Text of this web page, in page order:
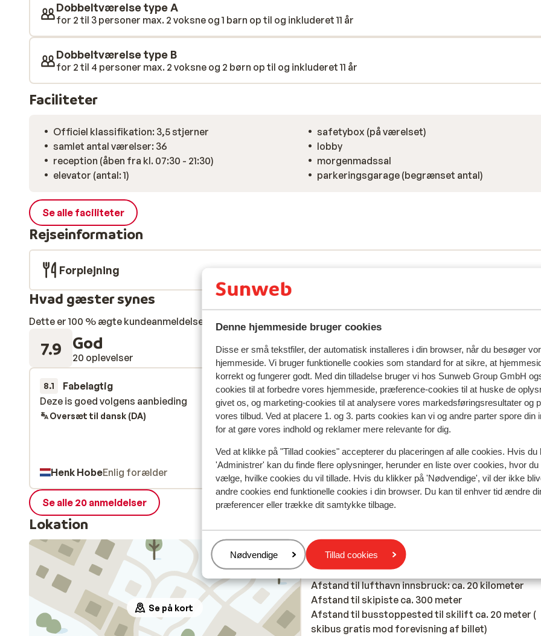
Denne hjemmeside bruger cookies
Disse er små tekstfiler, der automatisk installeres i din browser, når du besøger
hjemmeside. Vi bruger funktionelle cookies som standard for at sikre, at
korrekt og fungerer godt. Med din tilladelse bruger vi hos Sunweb Group GmbH
cookies til at forbedre vores hjemmeside, præference-cookies til at huske de
givet os, og marketing-cookies til at analysere vores markedsføringsresultater og
vores tilbud. Ved at placere 1. og 3. parts cookies kan vi og andre parter spore din
for at gøre vores indhold og reklamer mere relevante for dig.
Ved at klikke på "Tillad cookies" accepterer du placeringen af alle cookies. Hvis du
'Administrer' kan du finde flere oplysninger, herunder en liste over cookies, hvor
vælge, hvilke cookies du vil tillade. Hvis du klikker på 'Nødvendige', vil der ikke
andre cookies end funktionelle cookies i din browser. Du kan til enhver tid ændre
præferencer eller trække dit samtykke tilbage.
Administrer
Nødvendige Tillad cookies
Dobbeltværelse type A
for 2 til 3 personer max. 2 voksne og 1 barn op til og inkluderet 11 år
Dobbeltværelse type B
for 2 til 4 personer max. 2 voksne og 2 børn op til og inkluderet 11 år
Faciliteter
Officiel klassifikation: 3,5 stjerner
samlet antal værelser: 36
reception (åben fra kl. 07:30 - 21:30)
elevator (antal: 1)
safetybox (på værelset)
lobby
morgenmadssal
parkeringsgarage (begrænset antal)
Se alle faciliteter
Rejseinformation
Forplejning
Hvad gæster synes
Dette er 100 % ægte kundeanmeldelser, der ærligt afspejler deres oplevelser med vores produkt.
7.9 God
20 oplevelser Mest booket af med
8.1 Fabelagtig
22. mar. 2026
Deze is goed volgens aanbieding
Deze is goed volgens aanbieding
Oversæt til dansk (DA)
Henk HobeEnlig forælder
4.6 Middel
1. mar.
Een stiefkindje van een ander hotel. Koud eten
variatie. Onbemande receptie en bar. Hotelnaam
niet met jullie site. Schijnt overgenomen te zijn door
Een stiefkindje van een ander hotel. Koud eten
variatie. Onbemande receptie en bar. Hotelnaam
niet met jullie site. Schijnt overgenomen te zijn door
Oversæt til dansk (DA)
Ilse Schoof Med partner
Se alle 20 anmeldelser
Lokation
Se på kort
I området
I centrum
Afstand til lufthavn innsbruck: ca. 20 kilometer
Afstand til skipiste ca. 300 meter
Afstand til busstoppested til skilift ca. 20 meter (
skibus gratis mod forevisning af billet)